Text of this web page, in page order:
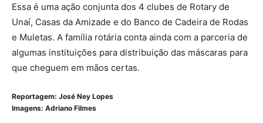
Essa é uma ação conjunta dos 4 clubes de Rotary de
Unaí, Casas da Amizade e do Banco de Cadeira de Rodas
e Muletas. A família rotária conta ainda com a parceria de
algumas instituições para distribuição das máscaras para
que cheguem em mãos certas.
Reportagem: José Ney Lopes
Imagens: Adriano Filmes